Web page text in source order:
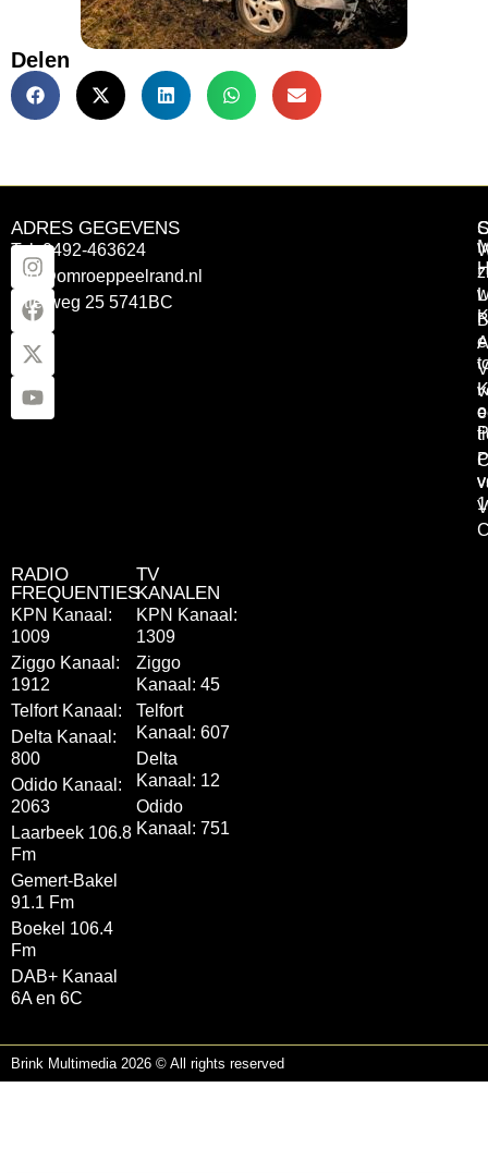
Delen
ADRES GEGEVENS
Tel: 0492-463624
info@omroeppeelrand.nl
Otterweg 25 5741BC
RADIO
FREQUENTIES
KPN Kanaal:
1009
Ziggo Kanaal:
1912
Telfort Kanaal:
Delta Kanaal:
800
Odido Kanaal:
2063
Laarbeek 106.8
Fm
Gemert-Bakel
91.1 Fm
Boekel 106.4
Fm
DAB+ Kanaal
6A en 6C
TV
KANALEN
KPN Kanaal:
1309
Ziggo
Kanaal: 45
Telfort
Kanaal: 607
Delta
Kanaal: 12
Odido
Kanaal: 751
Brink Multimedia 2026 © All rights reserved